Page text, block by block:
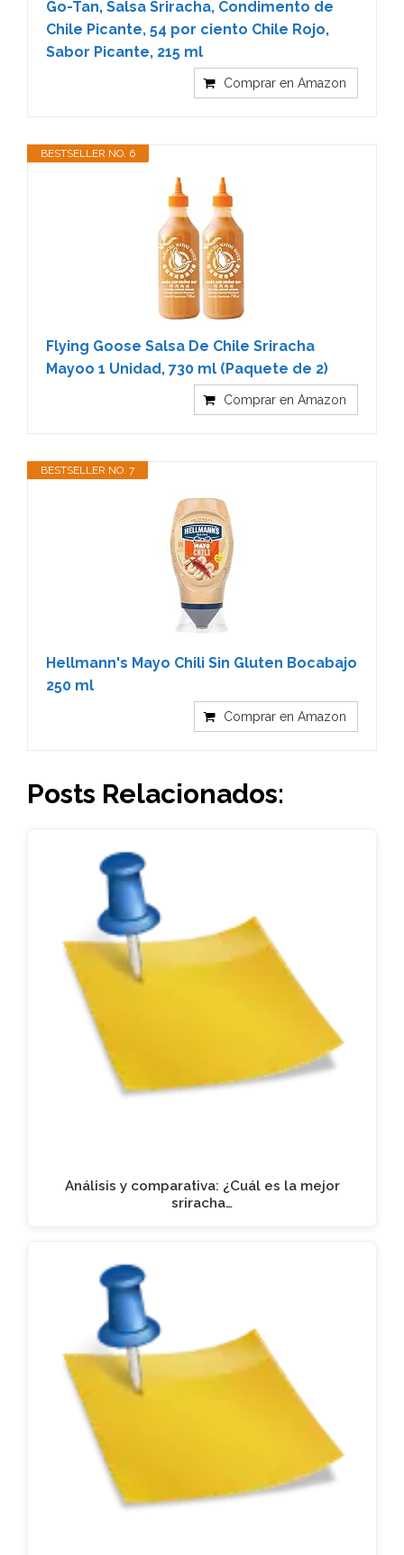
Go-Tan, Salsa Sriracha, Condimento de
Chile Picante, 54 por ciento Chile Rojo,
Sabor Picante, 215 ml
Comprar en Amazon
BESTSELLER NO. 6
Flying Goose Salsa De Chile Sriracha
Mayoo 1 Unidad, 730 ml (Paquete de 2)
Comprar en Amazon
BESTSELLER NO. 7
Hellmann's Mayo Chili Sin Gluten Bocabajo
250 ml
Comprar en Amazon
Posts Relacionados:
Análisis y comparativa: ¿Cuál es la mejor
sriracha…